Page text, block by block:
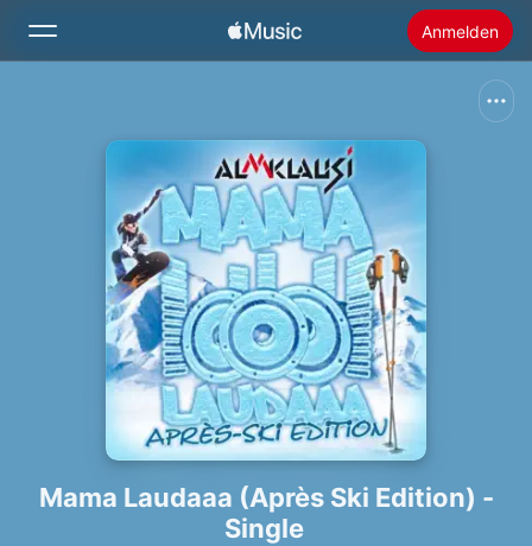
Anmelden
Radio
Apple Music installieren
Mama Laudaaa (Après Ski Edition) -
Single